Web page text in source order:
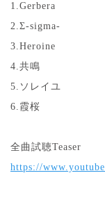
1.Gerbera
2.Σ-sigma-
3.Heroine
4.共鳴
5.ソレイユ
6.霞桜
全曲試聴Teaser
https://